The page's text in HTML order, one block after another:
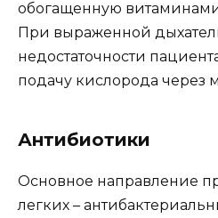
обогащенную
При выраженной
недостаточности
подачу кислорода через
Антибиотики
Основное направление
легких –